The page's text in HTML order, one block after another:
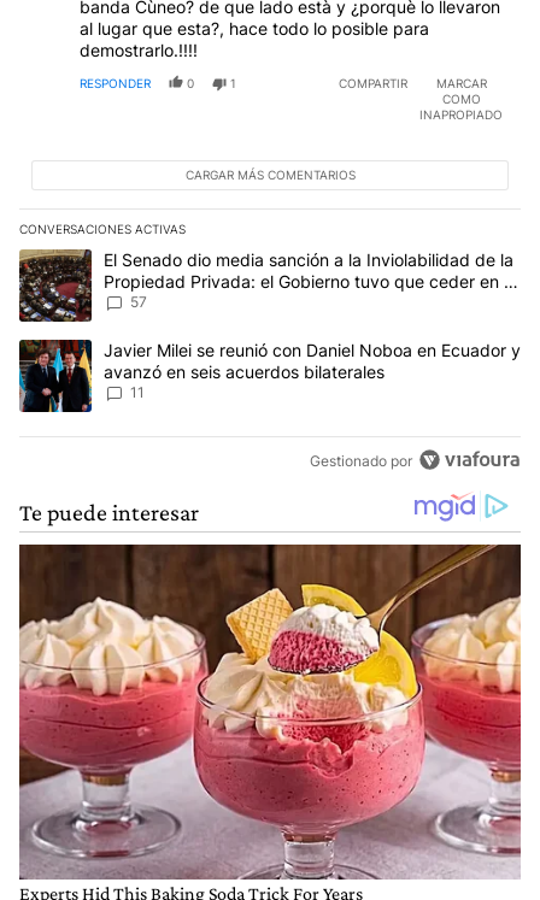
junto con una persona de sexo masculino en la que no
percibió ningún nerviosismo. Eso ocurrió cerca de las
cámaras del edificio, demuestran que Lagomarsino se
fue a esa hora. Las cámaras de seguridad del peaje
Lagomarsino hacia su domicilio de Martínez...
banda Cùneo? de que lado està y ¿porquè lo llevaron
al lugar que esta?, hace todo lo posible para
demostrarlo.!!!!
RESPONDER 0 1 COMPARTIR
MARCAR
COMO
INAPROPIADO
CARGAR MÁS COMENTARIOS
CONVERSACIONES ACTIVAS
Este listado muestra los artículos con más comentarios en los
Un artículo de tendencia con el título "El Senado dio media
El Senado dio media sanción a la Inviolabilidad de la
Propiedad Privada: el Gobierno tuvo que ceder en la
Ley del Manejo del Fuego
57
Un artículo de tendencia con el título "Javier Milei se reunió con
Javier Milei se reunió con Daniel Noboa en Ecuador y
avanzó en seis acuerdos bilaterales
11
Gestionado por